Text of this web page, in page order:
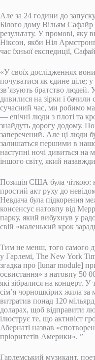
Але за 24 години до
Білого дому Вільям Сафайр
результату. У промові, яку
Ніксон, якби Ніл
час їхньої експедиції,
«У своїх дослідженнях
почуватися як єдине ціле;
зв’язують братство людей.
дивилися на зірки і бачили
сучасний час, ми робимо
— епічні люди з плоті та
знайдуть дорогу додому.
заперечений. Але ці люди
залишаться першими в
наступні ночі дивиться на
іншого світу, який
Позиція США була чіткою:
простий акт руху до
Невдача була підкорення
консенсус натовпу від
парку, який вибухнув у
свій «маленький крок
Тим не менш, того самого
у Гарлемі, The New York
згадка про [lunar module]
освистання» з натовпу 50
які зібралися на концерт.
сім’я чорношкірих жила
витратив понад 120
доларах, щоб відправити
ілюструє те, що активіст
Абернаті назвав
пріоритетів Америки». ”
Гарлемський музикант,